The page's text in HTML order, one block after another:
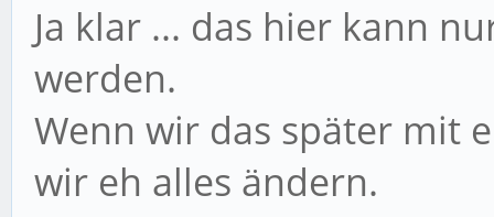
Ja klar ... das hier kann
werden.
Wenn wir das später mit
wir eh alles ändern.